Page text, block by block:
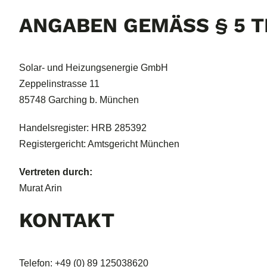
ANGABEN GEMÄSS § 5
Solar- und Heizungsenergie GmbH
Zeppelinstrasse 11
85748 Garching b. München
Handelsregister: HRB 285392
Registergericht: Amtsgericht München
Vertreten durch:
Murat Arin
KONTAKT
Telefon: +49 (0) 89 125038620